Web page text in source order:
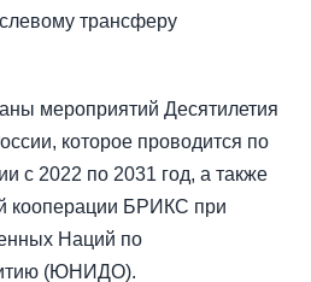
трансферу
мероприятий Десятилетия
которое проводится по
с 2022 по 2031 год, а также
кооперации БРИКС при
Наций по
(ЮНИДО).